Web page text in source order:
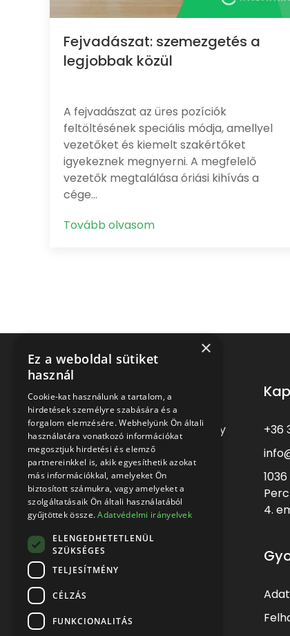
Fejvadászat: szemezgetés a
legjobbak közül
A fejvadászat az üres pozíciók
feltöltésének speciális módja, amellyel
vezetőket és kiemelt szakértőket
igyekeznek megnyerni. A megfelelő
vezetők megtalálása óriási kihívás a
cége…
Tovább olvasom
Kiváló szakember és vezető, egy
adott feladatra: az interim
menedzser
+36
4.
×
Ez a weboldal sütiket
használ
Cookie-kat használunk a tartalom, a
hirdetések személyre szabására és a
forgalom elemzésére. Webhelyünk Ön általi
használatára vonatkozó információkat
megosztjuk hirdetési és elemző
partnereinkkel is, akik egyesíthetik azokat
más információkkal, amelyeket Ön
biztosított számukra, vagy amelyeket a
szolgáltatásaik Ön általi használatából
gyűjtöttek össze.Adatvédelmi irányelvek
ELENGEDHETETLENÜL
SZÜKSÉGES
TELJESÍTMÉNY
CÉLZÁS
FUNKCIONALITÁS